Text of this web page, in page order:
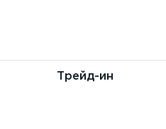
Трейд-ин